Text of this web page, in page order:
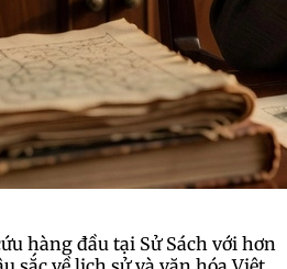
hàng đầu tại Sử Sách với hơn